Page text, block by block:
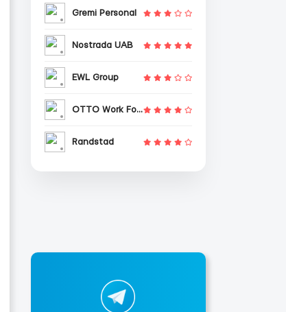
Gremi Personal
Nostrada UAB
EWL Group
OTTO Work Force
Randstad